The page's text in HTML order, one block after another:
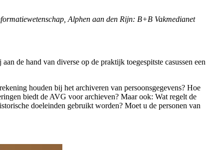
Alphen aan den Rijn: B+B Vakmedianet
de hand van diverse op de praktijk toegespitste casussen een
houden bij het archiveren van persoonsgegevens? Hoe
biedt de AVG voor archieven? Maar ook: Wat regelt de
doeleinden gebruikt worden? Moet u de personen van